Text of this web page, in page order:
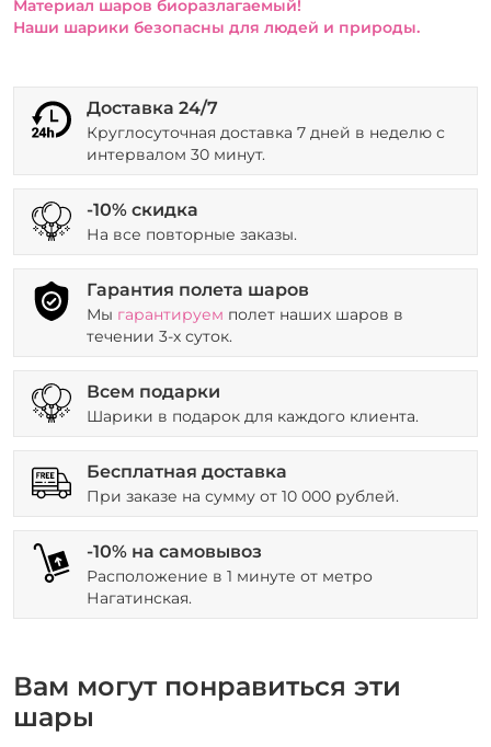
Материал шаров биоразлагаемый!
Наши шарики безопасны для людей и природы.
Доставка 24/7
Круглосуточная доставка 7 дней в неделю с
интервалом 30 минут.
-10% скидка
На все повторные заказы.
Гарантия полета шаров
Мы гарантируем полет наших шаров в
течении 3-х суток.
Всем подарки
Шарики в подарок для каждого клиента.
Бесплатная доставка
При заказе на сумму от 10 000 рублей.
-10% на самовывоз
Расположение в 1 минуте от метро
Нагатинская.
Вам могут понравиться эти
шары